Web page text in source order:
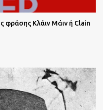
φράσης Κλάιν Μάιν ή Clain